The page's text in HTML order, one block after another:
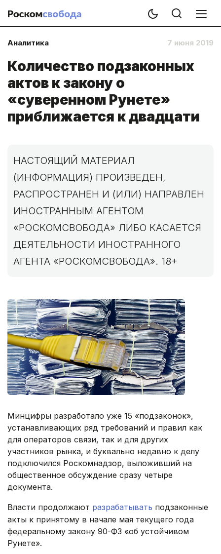
Аналитика 7 июня 2019
Количество подзаконных
актов к закону о
«суверенном Рунете»
приближается к двадцати
НАСТОЯЩИЙ МАТЕРИАЛ
(ИНФОРМАЦИЯ) ПРОИЗВЕДЕН,
РАСПРОСТРАНЕН И (ИЛИ) НАПРАВЛЕН
ИНОСТРАННЫМ АГЕНТОМ
«РОСКОМСВОБОДА» ЛИБО КАСАЕТСЯ
ДЕЯТЕЛЬНОСТИ ИНОСТРАННОГО
АГЕНТА «РОСКОМСВОБОДА». 18+
Минцифры разработало уже 15 «подзаконок»,
устанавливающих ряд требований и правил как
для операторов связи, так и для других
участников рынка, и буквально недавно к делу
подключился Роскомнадзор, выложивший на
общественное обсуждение сразу четыре
документа.
Власти продолжают разрабатывать подзаконные
акты к принятому в начале мая текущего года
федеральному закону 90-ФЗ «об устойчивом
Рунете».